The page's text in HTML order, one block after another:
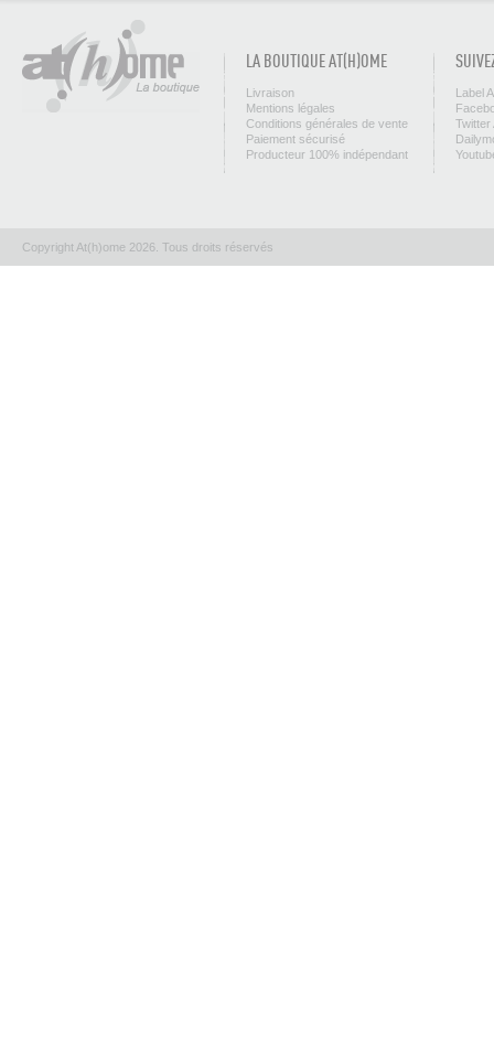
LA BOUTIQUE AT(H)OME
Livraison
Mentions légales
Conditions générales de vente
Paiement sécurisé
Producteur 100% indépendant
Label
Twitter
Copyright At(h)ome 2026. Tous droits réservés